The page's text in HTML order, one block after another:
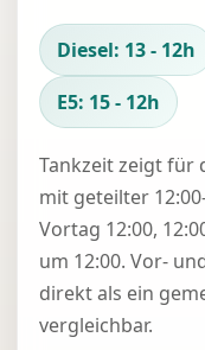
Diesel: 13 - 12h
E5: 15 - 12h
Tankzeit zeigt für
mit geteilter
Vortag 12:00,
um 12:00. Vor-
direkt als ein
vergleichbar.